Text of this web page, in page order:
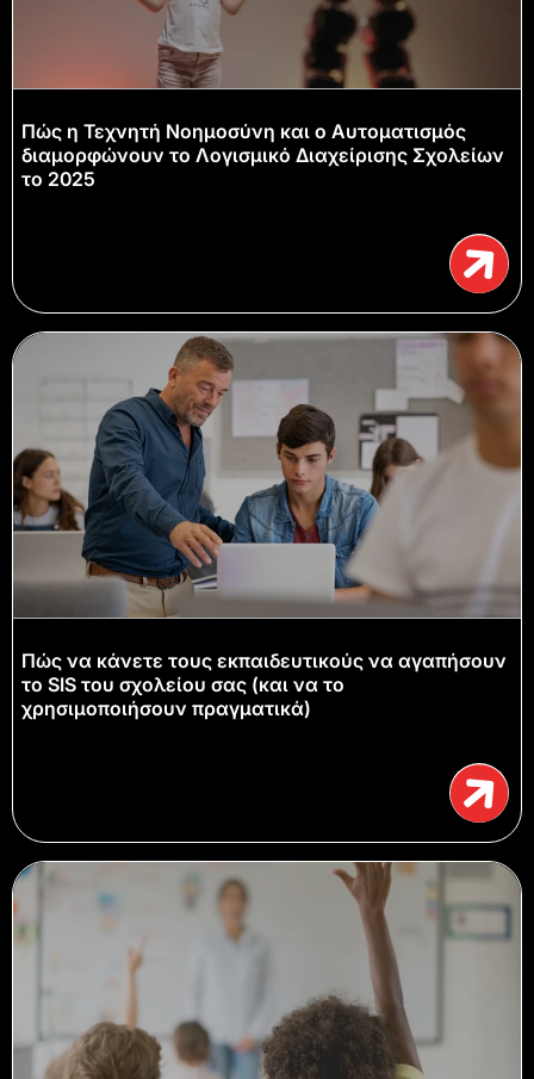
Πώς η Τεχνητή Νοημοσύνη και ο Αυτοματισμός
διαμορφώνουν το Λογισμικό Διαχείρισης Σχολείων
το 2025
Πώς να κάνετε τους εκπαιδευτικούς να αγαπήσουν
το SIS του σχολείου σας (και να το
χρησιμοποιήσουν πραγματικά)